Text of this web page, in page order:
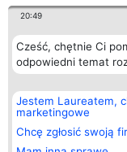
20:49
Cześć, chętnie Ci
odpowiedni temat
Jestem Laureatem,
marketingowe
Chcę zgłosić swoją
Organizator plebiscytu
Bright Side Solutions sp. z o.
o. sp. k.
ul. Ruska 22
Wrocław 50-079